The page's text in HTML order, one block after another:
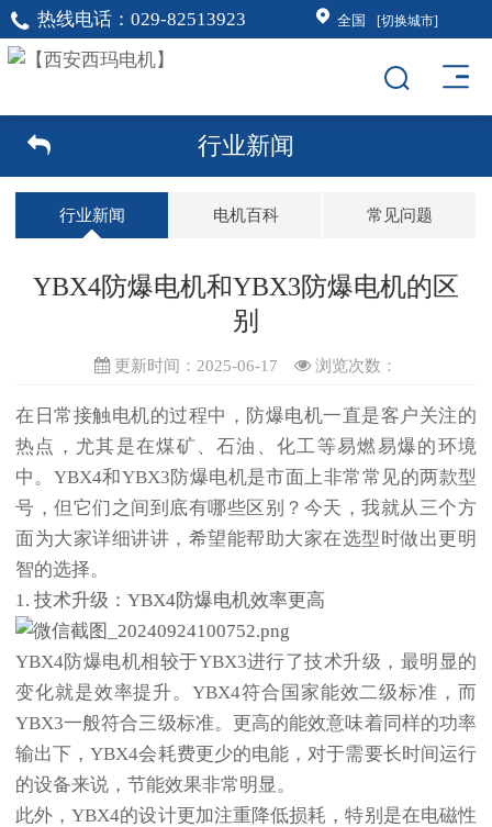
热线电话： 029-82513923 全国 [切换城市]
行业新闻
行业新闻 电机百科 常见问题
YBX4防爆电机和YBX3防爆电机的区
别
更新时间：2025-06-17 浏览次数：
在日常接触电机的过程中，防爆电机一直是客户关注的
热点，尤其是在煤矿、石油、化工等易燃易爆的环境
中。YBX4和YBX3防爆电机是市面上非常常见的两款型
号，但它们之间到底有哪些区别？今天，我就从三个方
面为大家详细讲讲，希望能帮助大家在选型时做出更明
智的选择。
1. 技术升级：YBX4防爆电机效率更高
YBX4防爆电机相较于YBX3进行了技术升级，最明显的
变化就是效率提升。YBX4符合国家能效二级标准，而
YBX3一般符合三级标准。更高的能效意味着同样的功率
输出下，YBX4会耗费更少的电能，对于需要长时间运行
的设备来说，节能效果非常明显。
此外，YBX4的设计更加注重降低损耗，特别是在电磁性